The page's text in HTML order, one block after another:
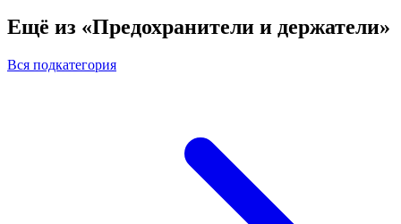
Ещё из «Предохранители и держатели»
Вся подкатегория